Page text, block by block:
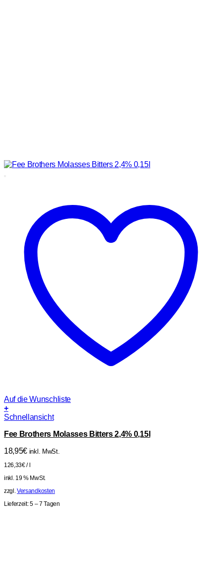
Auf die Wunschliste
+
Schnellansicht
Fee Brothers Molasses Bitters 2,4% 0,15l
18,95€ inkl. MwSt.
126,33€/
inkl. 19 % MwSt.
zzgl.Versandkosten
Lieferzeit:5 – 7 Tagen